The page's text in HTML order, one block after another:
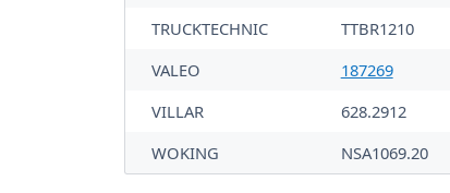
TRUCKTECHNIC
TTBR1210
VALEO
187269
VILLAR
628.2912
WOKING
NSA1069.20